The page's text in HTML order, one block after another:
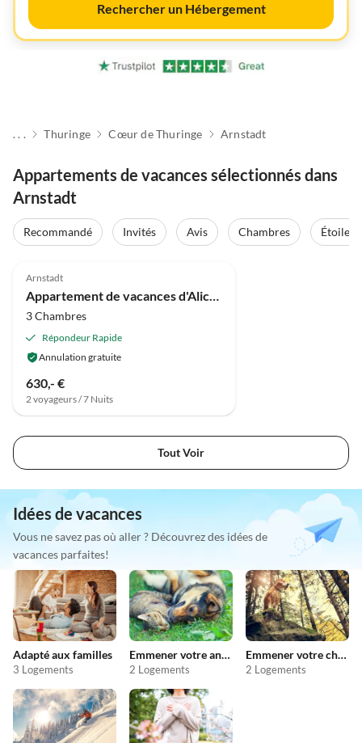
Rechercher un Hébergement
. . . Thuringe Cœur de Thuringe Arnstadt
Appartements de vacances sélectionnés dans
Arnstadt
Recommandé Invités Avis Chambres Étoiles
Meilleure
Arnstadt
3 Chambres
Répondeur Rapide
Annulation gratuite
630,- €
2 voyageurs / 7 Nuits
Tout Voir
Idées de vacances
Vous ne savez pas où aller ? Découvrez des idées de
vacances parfaites!
Adapté aux familles
3 Logements
Emmener votre animal en vacances
2 Logements
Emmener votre chien en vacances
2 Logements